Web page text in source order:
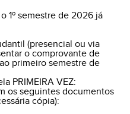
1º semestre de 2026 já
(presencial ou via
o comprovante de
primeiro semestre de
PRIMEIRA VEZ:
os seguintes documentos
cópia):
Versão Desktop